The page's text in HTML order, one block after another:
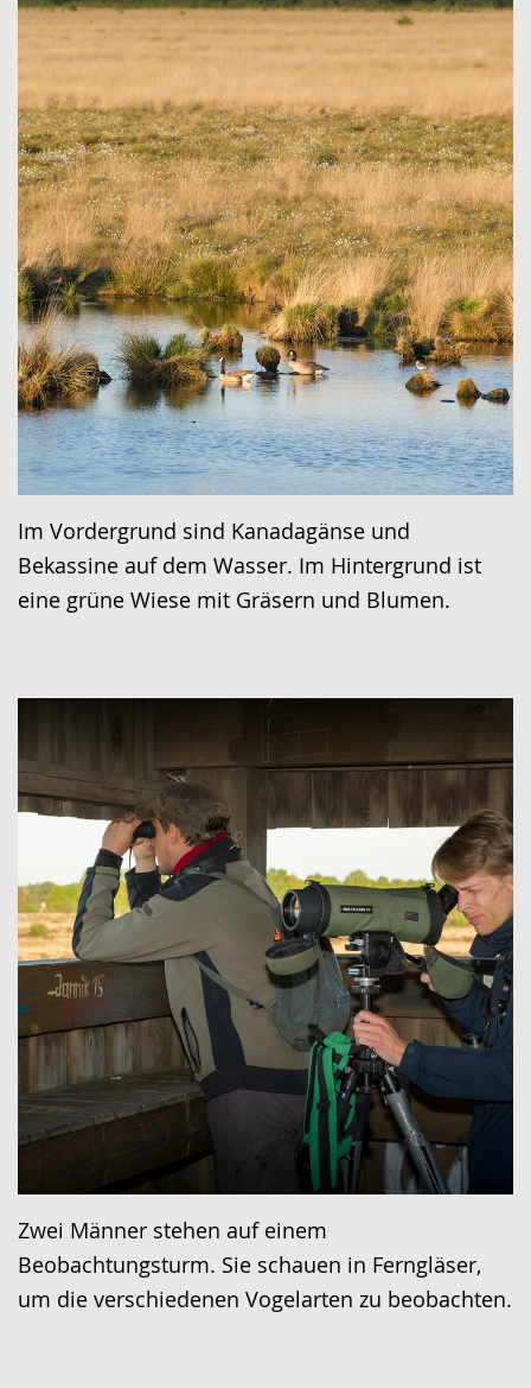
Im Vordergrund sind Kanadagänse und
Bekassine auf dem Wasser. Im Hintergrund ist
eine grüne Wiese mit Gräsern und Blumen.
Zwei Männer stehen auf einem
Beobachtungsturm. Sie schauen in Ferngläser,
um die verschiedenen Vogelarten zu beobachten.